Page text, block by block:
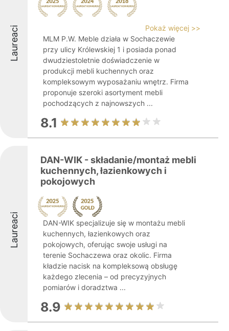
Laureaci
Pokaż więcej >>
MLM P.W. Meble działa w Sochaczewie
przy ulicy Królewskiej 1 i posiada ponad
dwudziestoletnie doświadczenie w
produkcji mebli kuchennych oraz
kompleksowym wyposażaniu wnętrz. Firma
proponuje szeroki asortyment mebli
pochodzących z najnowszych ...
8.1
Laureaci
DAN-WIK - składanie/montaż mebli
kuchennych, łazienkowych i
pokojowych
DAN-WIK specjalizuje się w montażu mebli
kuchennych, łazienkowych oraz
pokojowych, oferując swoje usługi na
terenie Sochaczewa oraz okolic. Firma
kładzie nacisk na kompleksową obsługę
każdego zlecenia – od precyzyjnych
pomiarów i doradztwa ...
8.9